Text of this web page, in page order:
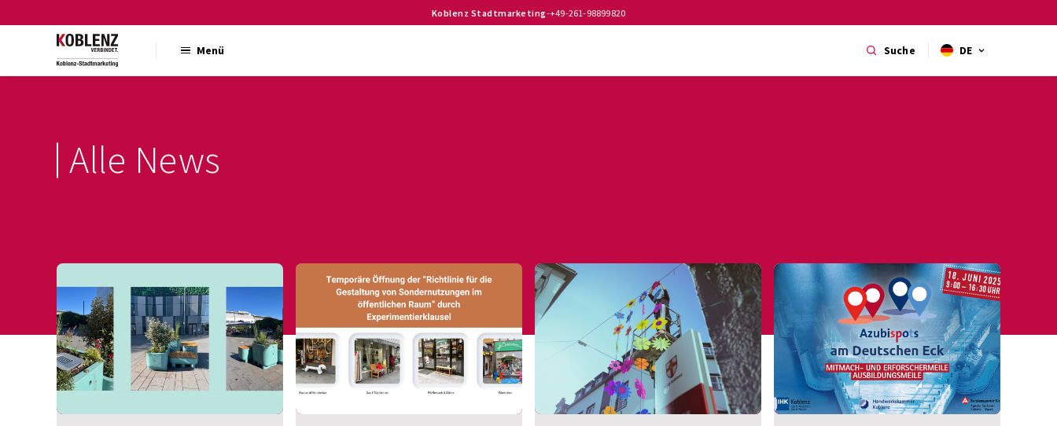
Koblenz Stadtmarketing-+49-261-98899820
Menü Suche DE
Alle News